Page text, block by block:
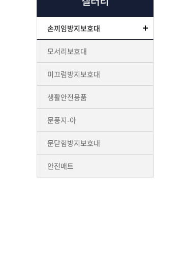
손끼임방지보호대
모서리보호대
미끄럼방지보호대
생활안전용품
문풍지-아
문닫힘방지보호대
안전매트